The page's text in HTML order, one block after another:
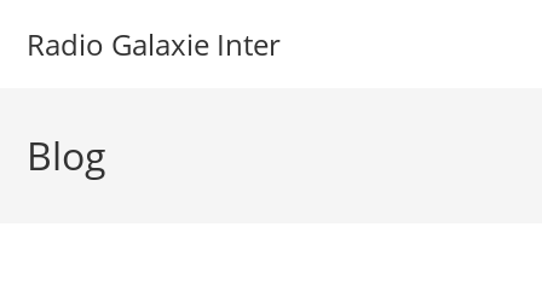
Radio Galaxie Inter
Blog